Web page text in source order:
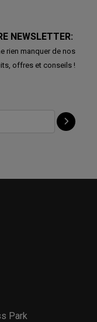
NEWSLETTER:
rien manquer de nos
offres et conseils !
Park